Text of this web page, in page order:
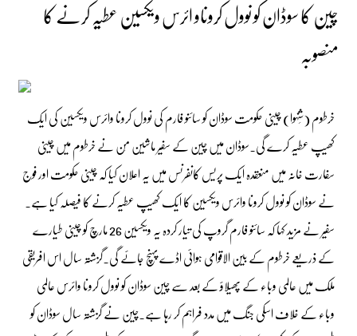
چین کا سوڈان کو نوول کروناو ائرس ویکسین عطیہ کرنے کا
منصوبہ
خرطوم (شِنہوا) چینی حکومت سوڈان کو سائنو فارم کی نوول کرونا وائرس ویکسین کی ایک
کھیپ عطیہ کرے گی۔سوڈان میں چین کے سفیر ماشین مِن نے خرطوم میں چینی
سفارت خانہ میں منعقدہ ایک پریس کانفرنس میں یہ اعلان کیا کہ چینی حکومت اور فوج
نے سوڈان کو نوول کرونا وائرس ویکسین کا ایک کھیپ عطیہ کرنے کا فیصلہ کیا ہے۔
سفیر نے مزید کہا کہ سائنو فارم گروپ کی تیار کردہ یہ ویکسین 26 مارچ کو چینی طیارے
کے ذریعے خرطوم کے بین الاقوامی ہوائی اڈے پہنچ جائے گی۔گزشتہ سال اس افریقی
ملک میں عالمی وباء کے پھیلاؤ کے بعد سے چین سوڈان کو نوول کرونا وائرس عالمی
وباء کے خلاف اسکی جنگ میں مدد فراہم کر رہا ہے۔چین نے گزشتہ سال سوڈان کو